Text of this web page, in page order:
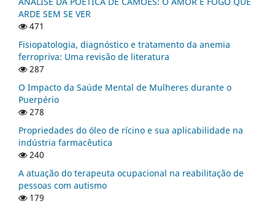
ARDE SEM SE VER
471
Fisiopatologia, diagnóstico e tratamento da anemia
ferropriva: Uma revisão de literatura
287
O Impacto da Saúde Mental de Mulheres durante o
Puerpério
278
Propriedades do óleo de rícino e sua aplicabilidade na
indústria farmacêutica
240
A atuação do terapeuta ocupacional na reabilitação de
pessoas com autismo
179